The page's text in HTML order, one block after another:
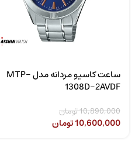
ساعت کاسیو مردانه مدل MTP-
1308D-2AVDF
10,890,000تومان
10,600,000تومان